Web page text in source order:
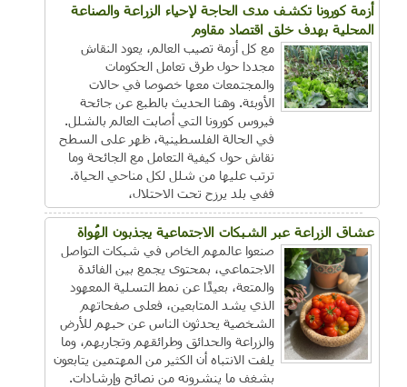
أزمة كورونا تكشف مدى الحاجة لإحياء الزراعة والصناعة
المحلية بهدف خلق اقتصاد مقاوم
مع كل أزمة تصيب العالم، يعود النقاش
مجددا حول طرق تعامل الحكومات
والمجتمعات معها خصوصا في حالات
الأوبئة. وهنا الحديث بالطبع عن جائحة
فيروس كورونا التي أصابت العالم بالشلل.
في الحالة الفلسطينية، ظهر على السطح
نقاش حول كيفية التعامل مع الجائحة وما
ترتب عليها من شلل لكل مناحي الحياة.
ففي بلد يرزح تحت الاحتلال،
عشاق الزراعة عبر الشبكات الاجتماعية يجذبون الهُواة
صنعوا عالمهم الخاص في شبكات التواصل
الاجتماعي، بمحتوى يجمع بين الفائدة
والمتعة، بعيدًا عن نمط التسلية المعهود
الذي يشد المتابعين، فعلى صفحاتهم
الشخصية يحدثون الناس عن حبهم للأرض
والزراعة والحدائق وطرائقهم وتجاربهم، وما
يلفت الانتباه أن الكثير من المهتمين يتابعون
بشغف ما ينشرونه من نصائح وإرشادات.